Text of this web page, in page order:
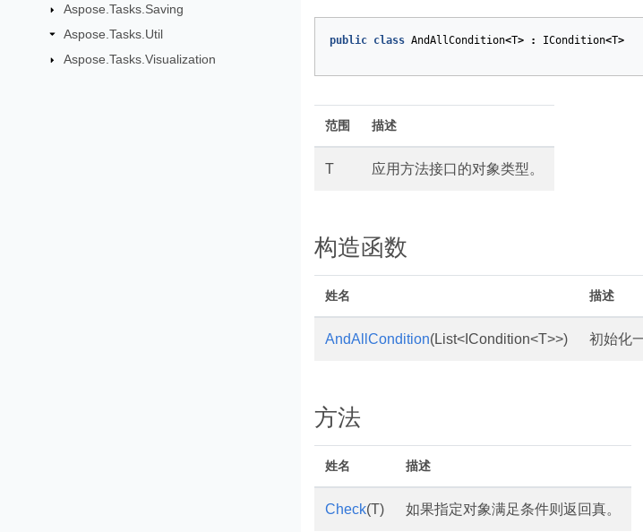
Aspose.Tasks.Saving
Aspose.Tasks.Util
Aspose.Tasks.Visualization
public class AndAllCondition<T> : ICondition<T>
范围 描述
T 应用方法接口的对象类型。
构造函数
姓名 描述
AndAllCondition(List<ICondition<T>>) 初始化
方法
姓名 描述
Check(T) 如果指定对象满足条件则返回真。